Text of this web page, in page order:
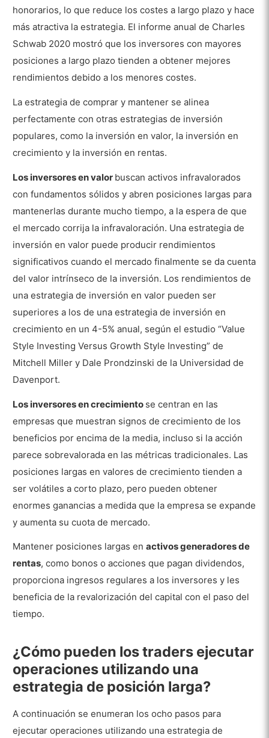
honorarios, lo que reduce los costes a largo plazo y hace
más atractiva la estrategia. El informe anual de Charles
Schwab 2020 mostró que los inversores con mayores
posiciones a largo plazo tienden a obtener mejores
rendimientos debido a los menores costes.
La estrategia de comprar y mantener se alinea
perfectamente con otras estrategias de inversión
populares, como la inversión en valor, la inversión en
crecimiento y la inversión en rentas.
Los inversores en valor buscan activos infravalorados
con fundamentos sólidos y abren posiciones largas para
mantenerlas durante mucho tiempo, a la espera de que
el mercado corrija la infravaloración. Una estrategia de
inversión en valor puede producir rendimientos
significativos cuando el mercado finalmente se da cuenta
del valor intrínseco de la inversión. Los rendimientos de
una estrategia de inversión en valor pueden ser
superiores a los de una estrategia de inversión en
crecimiento en un 4-5% anual, según el estudio “Value
Style Investing Versus Growth Style Investing” de
Mitchell Miller y Dale Prondzinski de la Universidad de
Davenport.
Los inversores en crecimiento se centran en las
empresas que muestran signos de crecimiento de los
beneficios por encima de la media, incluso si la acción
parece sobrevalorada en las métricas tradicionales. Las
posiciones largas en valores de crecimiento tienden a
ser volátiles a corto plazo, pero pueden obtener
enormes ganancias a medida que la empresa se expande
y aumenta su cuota de mercado.
Mantener posiciones largas enactivos generadores de
rentas, como bonos o acciones que pagan dividendos,
proporciona ingresos regulares a los inversores y les
beneficia de la revalorización del capital con el paso del
tiempo.
¿Cómo pueden los traders ejecutar
operaciones utilizando una
estrategia de posición larga?
A continuación se enumeran los ocho pasos para
ejecutar operaciones utilizando una estrategia de